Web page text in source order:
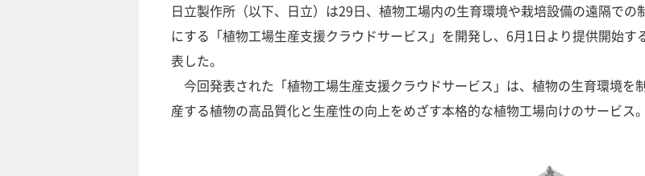
日立製作所（以下、日立）は29日、植物工場内の生育環境や栽培設備の遠隔での
にする「植物工場生産支援クラウドサービス」を開発し、6月1日より提供開始す
表した。
今回発表された「植物工場生産支援クラウドサービス」は、植物の生育環境を
産する植物の高品質化と生産性の向上をめざす本格的な植物工場向けのサービス。